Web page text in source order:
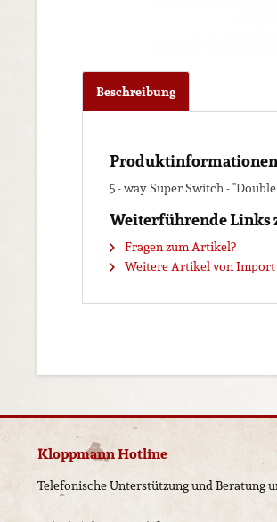
Beschreibung
Produktinformationen
5 - way Super Switch -
Weiterführende Links
Fragen zum Artikel?
Weitere Artikel von Import
Kloppmann Hotline
Telefonische Unterstützung und Beratung